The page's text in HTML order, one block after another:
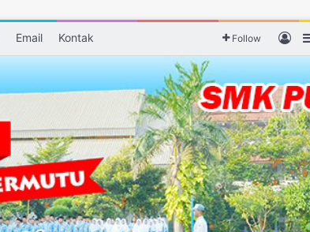
Email Kontak Follow